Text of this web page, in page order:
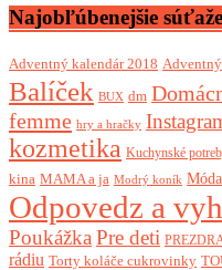
Najobľúbenejšie súťaže
Adventný kalendár 2018
Balíček BUX dm
femme hry a hračky
kozmetika Kuchynské
kina MAMA a ja Modrý koník Móda
Odpovedz a
Poukážka Pre deti
rádiu Torty koláče cukrovinky